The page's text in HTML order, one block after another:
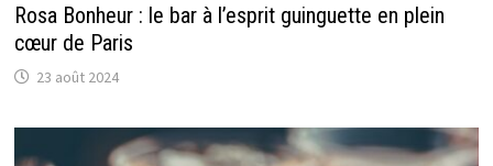
Rosa Bonheur : le bar à l’esprit guinguette en plein
cœur de Paris
23 août 2024